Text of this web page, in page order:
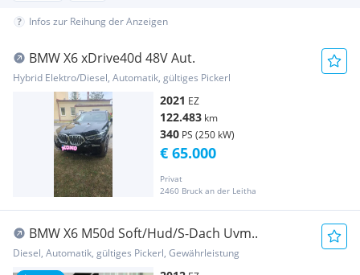
Infos zur Reihung der Anzeigen
BMW X6 xDrive40d 48V Aut.
Hybrid Elektro/Diesel, Automatik, gültiges Pickerl
2021 EZ
122.483 km
340 PS (250 kW)
Privat
2460 Bruck an der Leitha
€ 65.000
BMW X6 M50d Soft/Hud/S-Dach Uvm..
Diesel, Automatik, gültiges Pickerl, Gewährleistung